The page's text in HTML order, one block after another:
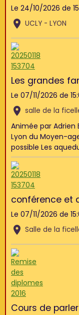
Le 24/10/2026 de
UCLY - LYON
Les grandes
Le 07/11/2026 de
salle de la
Animée par
Lyon du Moyen-
possible Les
conférence et
Le 07/11/2026 de
Salle de la
Cours de